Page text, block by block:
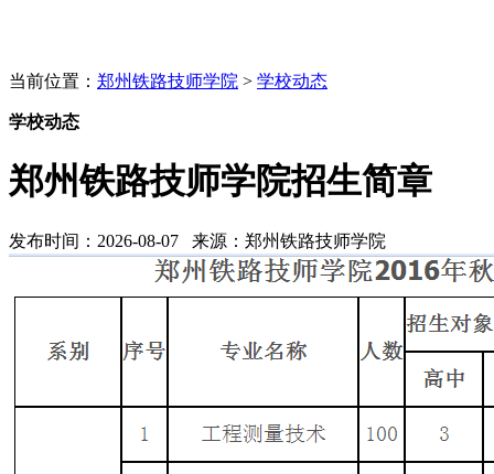
当前位置： 郑州铁路技师学院 > 学校动态
学校动态
郑州铁路技师学院招生简章
发布时间：2026-08-07 来源：郑州铁路技师学院